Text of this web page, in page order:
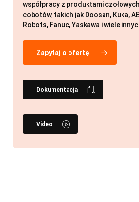
współpracy z produktami
cobotów, takich jak Doosan, Kuka,
Robots, Fanuc, Yaskawa i wiele
Zapytaj o ofertę
Dokumentacja
Video